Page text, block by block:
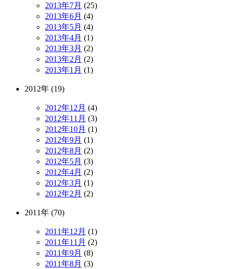
2013年7月 (25)
2013年6月 (4)
2013年5月 (4)
2013年4月 (1)
2013年3月 (2)
2013年2月 (2)
2013年1月 (1)
2012年 (19)
2012年12月 (4)
2012年11月 (3)
2012年10月 (1)
2012年9月 (1)
2012年8月 (2)
2012年5月 (3)
2012年4月 (2)
2012年3月 (1)
2012年2月 (2)
2011年 (70)
2011年12月 (1)
2011年11月 (2)
2011年9月 (8)
2011年8月 (3)